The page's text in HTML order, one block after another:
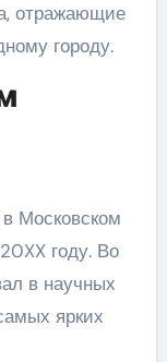
отражающие
городу.
Московском
году. Во
в научных
ярких